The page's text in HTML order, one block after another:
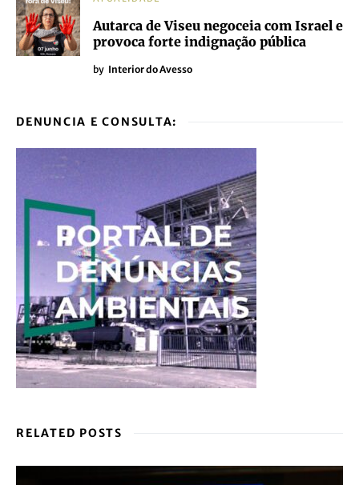
Autarca de Viseu negoceia com Israel e
provoca forte indignação pública
by Interior do Avesso
DENUNCIA E CONSULTA:
RELATED POSTS